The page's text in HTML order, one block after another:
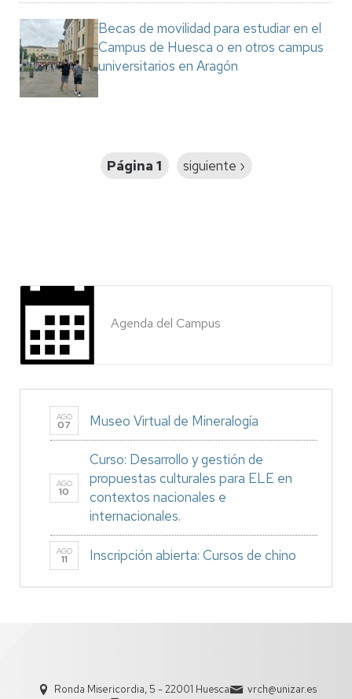
Becas de movilidad para estudiar en el
Campus de Huesca o en otros campus
universitarios en Aragón
Página 1
Siguiente
siguiente ›
Agenda del Campus
AGO
07 Museo Virtual de Mineralogía
AGO
10
Curso: Desarrollo y gestión de
propuestas culturales para ELE en
contextos nacionales e
internacionales.
AGO
11 Inscripción abierta: Cursos de chino
Ronda Misericordia, 5 - 22001 Huesca
vrch@unizar.es